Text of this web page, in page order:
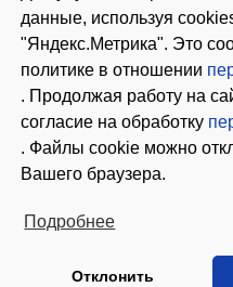
данные, используя
"Яндекс.Метрика". Это
политике в отношении
. Продолжая работу на
согласие на обработку
. Файлы cookie можно
Вашего браузера.
Подробнее
Отклонить
© 2026 ООО
автосервиса,
Оставляя заявки на
Копирование
только с